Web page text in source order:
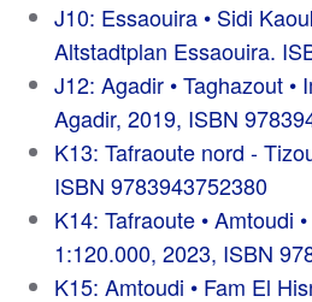
J10: Essaouira • Sidi
Altstadtplan Essaouira.
J12: Agadir • Taghazout •
Agadir, 2019, ISBN
K13: Tafraoute nord -
ISBN 9783943752380
K14: Tafraoute • Amtoudi
1:120.000, 2023, ISBN
K15: Amtoudi • Fam El